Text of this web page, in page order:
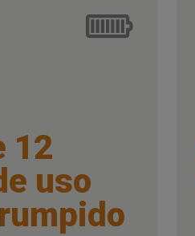
12
uso